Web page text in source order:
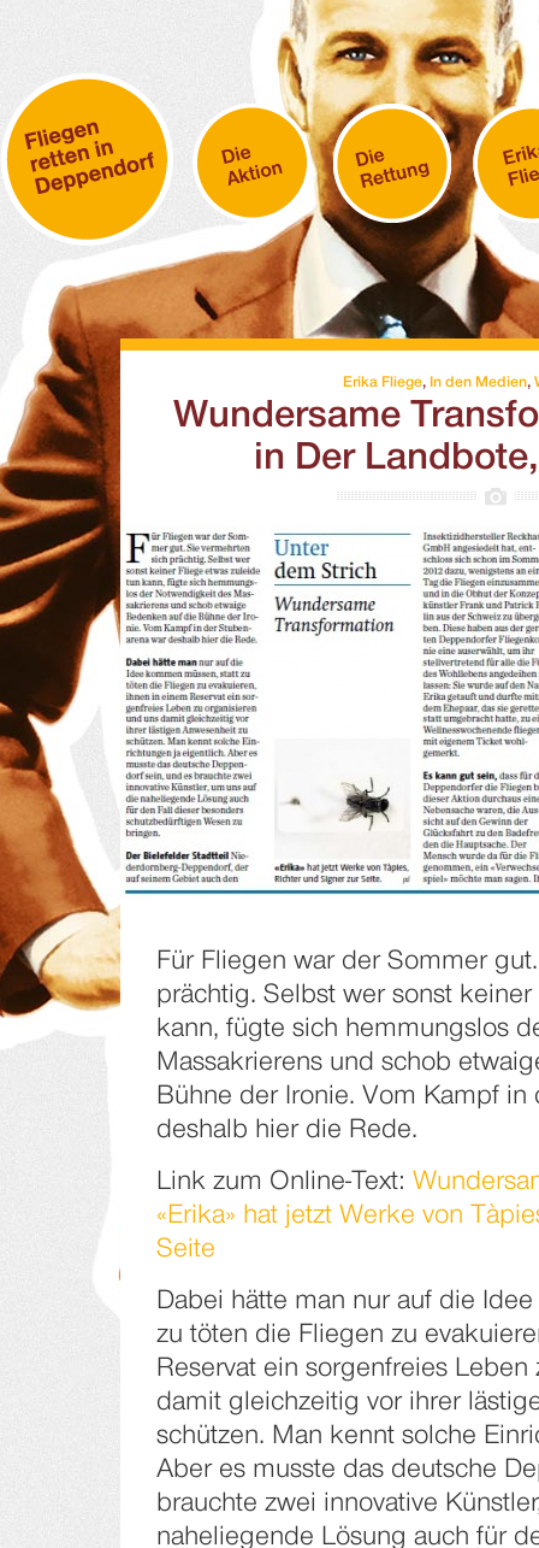
Erika Fliege, In den Medien,
Wundersame
in Der
Für Fliegen war der Sommer
prächtig. Selbst wer sonst
kann, fügte sich hemmungslos
Massakrierens und schob
Bühne der Ironie. Vom Kampf in
deshalb hier die Rede.
Link zum Online-Text:
«Erika» hat jetzt Werke von
Seite
Dabei hätte man nur auf die
zu töten die Fliegen zu
Reservat ein sorgenfreies
damit gleichzeitig vor ihrer
schützen. Man kennt solche
Aber es musste das deutsche
brauchte zwei innovative
naheliegende Lösung auch für